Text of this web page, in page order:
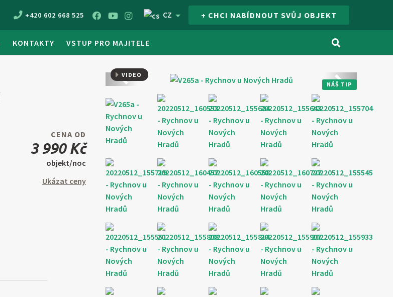
+420 602 668 525 CZ + CHCI NABÍDNOUT SVŮJ OBJEKT
KONTAKTY VSTUP PRO MAJITELE
Předchozí Další
NÁŠ TIP
VIDEO
CENA OD
3 990 Kč
objekt/noc
Ukázat ceny